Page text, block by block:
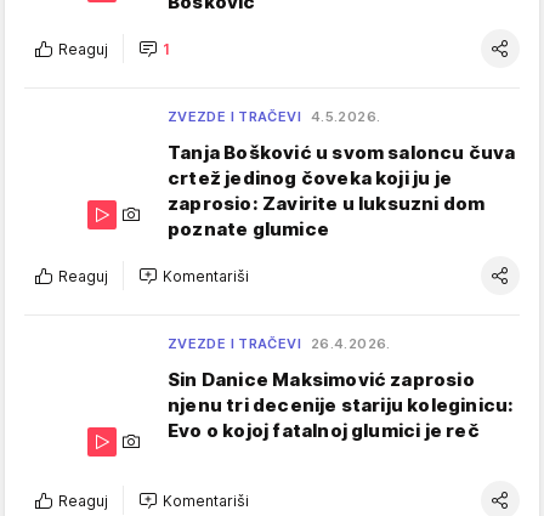
Reaguj 1
ZVEZDE I TRAČEVI 4.5.2026.
Tanja Bošković u svom saloncu čuva
crtež jedinog čoveka koji ju je
zaprosio: Zavirite u luksuzni dom
poznate glumice
Reaguj Komentariši
ZVEZDE I TRAČEVI 26.4.2026.
Sin Danice Maksimović zaprosio
njenu tri decenije stariju koleginicu:
Evo o kojoj fatalnoj glumici je reč
Reaguj Komentariši